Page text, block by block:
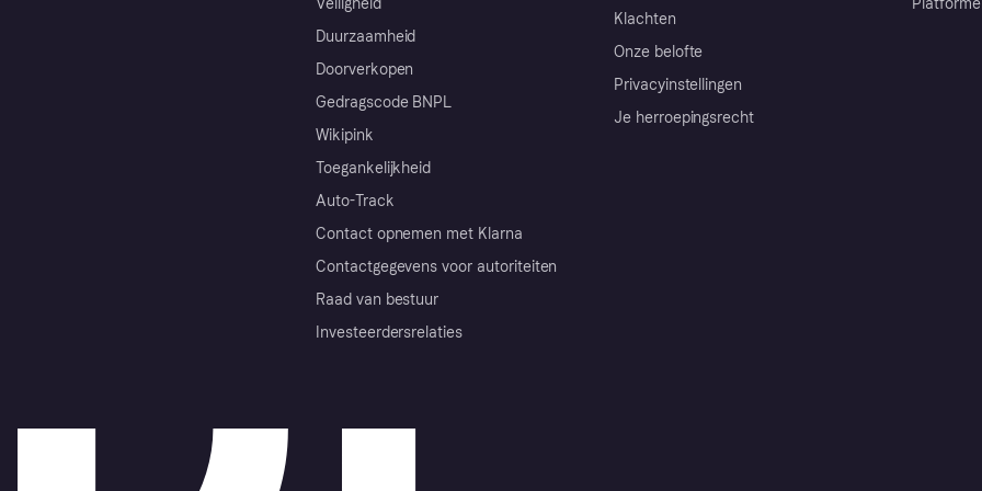
Duurzaamheid
Doorverkopen
Gedragscode BNPL
Wikipink
Toegankelijkheid
Auto-Track
Contact opnemen met Klarna
Contactgegevens voor autoriteiten
Raad van bestuur
Investeerdersrelaties
Klachten
Onze belofte
Privacyinstellingen
Je herroepingsrecht